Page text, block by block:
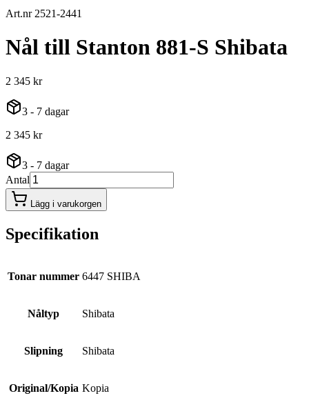
Art.nr 2521-2441
Nål till Stanton 881-S Shibata
2 345 kr
3 - 7 dagar
2 345 kr
3 - 7 dagar
Antal
Lägg i varukorgen
Specifikation
Tonar nummer 6447 SHIBA
Nåltyp Shibata
Slipning Shibata
Original/Kopia Kopia